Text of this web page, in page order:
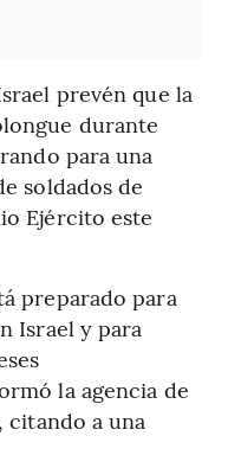
prevén que la
durante
para una
soldados de
Ejército este
preparado para
Israel y para
la agencia de
citando a una